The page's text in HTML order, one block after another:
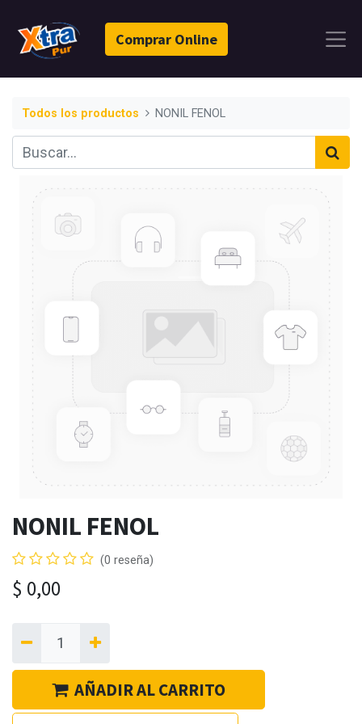
Comprar Online
Todos los productos NONIL FENOL
NONIL FENOL
(0 reseña)
$ 0,00
AÑADIR AL CARRITO